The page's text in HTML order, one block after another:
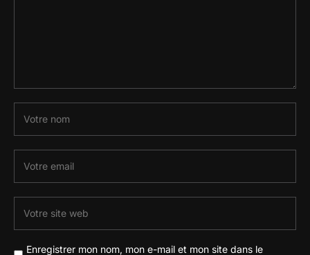
Enregistrer mon nom, mon e-mail et mon site dans le